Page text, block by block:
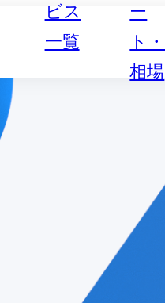
ビス
一覧
ー
ト・
相場